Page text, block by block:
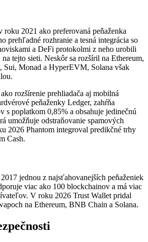
roku 2021 ako preferovaná peňaženka
prehľadné rozhranie a tesná integrácia so
a DeFi protokolmi z neho urobili
tejto sieti. Neskôr sa rozšíril na Ethereum,
Sui, Monad a HyperEVM, Solana však
rozšírenie prehliadača aj mobilná
peňaženky Ledger, zahŕňa
s poplatkom 0,85% a obsahuje jedinečnú
umožňuje odstraňovanie spamových
2026 Phantom integroval predikčné trhy
Cash.
jednou z najsťahovanejších peňaženiek
viac ako 100 blockchainov a má viac
V roku 2026 Trust Wallet pridal
na Ethereum, BNB Chain a Solana.